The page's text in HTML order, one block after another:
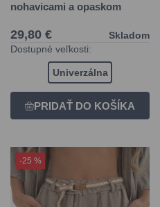
nohavicami a opaskom
29,80 €
Skladom
Dostupné veľkosti:
Univerzálna
-25 %